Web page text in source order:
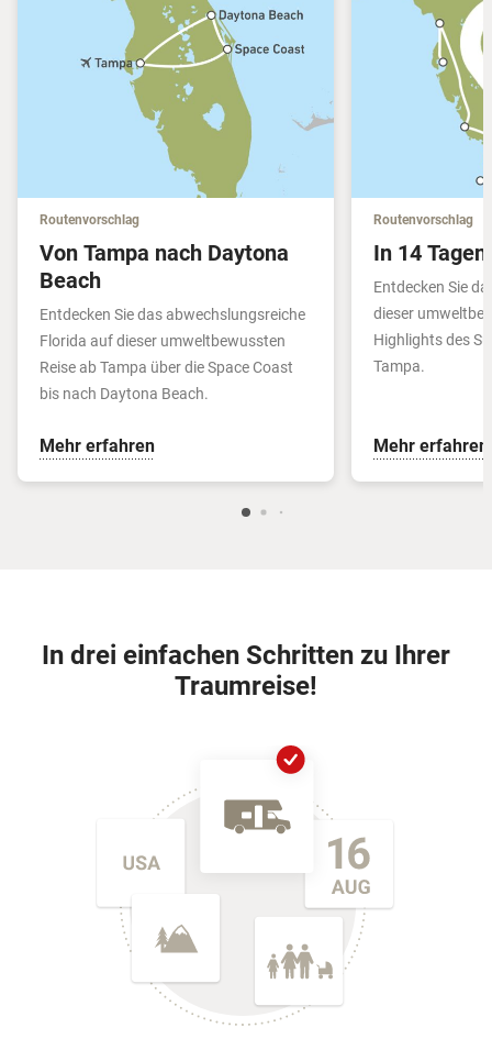
Routenvorschlag
Von Tampa nach Daytona
Beach
Entdecken Sie das abwechslungsreiche
Florida auf dieser umweltbewussten
Reise ab Tampa über die Space Coast
bis nach Daytona Beach.
Mehr erfahren
Routenvorschlag
In 14
Entdecken Sie
dieser
Highlights des
Tampa.
Mehr erfahren
In drei einfachen Schritten zu Ihrer
Traumreise!